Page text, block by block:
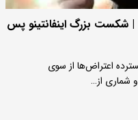
شکست بزرگ اینفانتینو پس
اعتراض‌ها از سوی
شماری از…